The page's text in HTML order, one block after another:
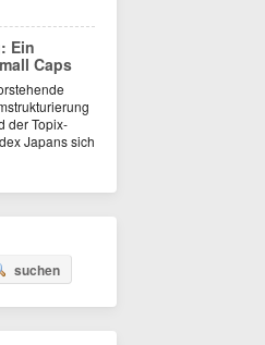
Ein
Caps
der Topix-
Japans sich
suchen